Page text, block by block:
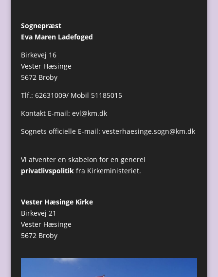
Sognepræst
Eva Maren Ladefoged
Birkevej 16
Vester Hæsinge
5672 Broby
Tlf.: 62631009/ Mobil 51185015
Kontakt E-mail: evl@km.dk
Sognets officielle E-mail: vesterhaesinge.sogn@km.dk
Vi afventer en skabelon for en generel
privatlivspolitikfra Kirkeministeriet.
Vester Hæsinge Kirke
Birkevej 21
Vester Hæsinge
5672 Broby